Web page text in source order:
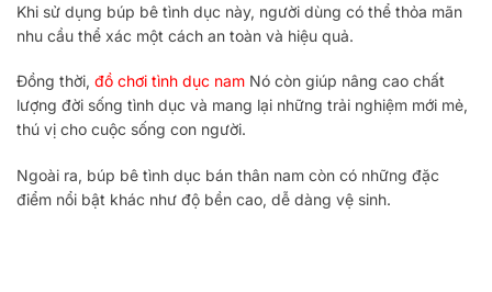
Khi sử dụng búp bê tình dục này, người dùng có thể thỏa mãn
nhu cầu thể xác một cách an toàn và hiệu quả.
Đồng thời, đồ chơi tình dục nam Nó còn giúp nâng cao chất
lượng đời sống tình dục và mang lại những trải nghiệm mới mẻ,
thú vị cho cuộc sống con người.
Ngoài ra, búp bê tình dục bán thân nam còn có những đặc
điểm nổi bật khác như độ bền cao, dễ dàng vệ sinh.